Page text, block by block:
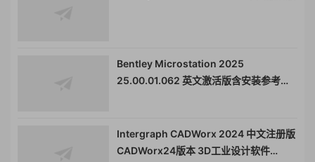
Bentley Microstation 2025
25.00.01.062 英文激活版含安装参考视
Intergraph CADWorx 2024 中文注册版
CADWorx24版本 3D工业设计软件